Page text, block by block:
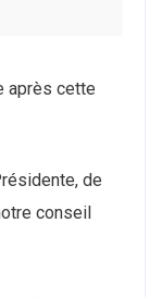
après cette
de
conseil